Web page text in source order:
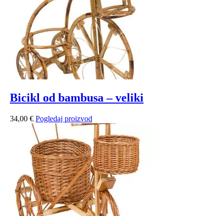
Bicikl od bambusa – veliki
34,00 € Pogledaj proizvod